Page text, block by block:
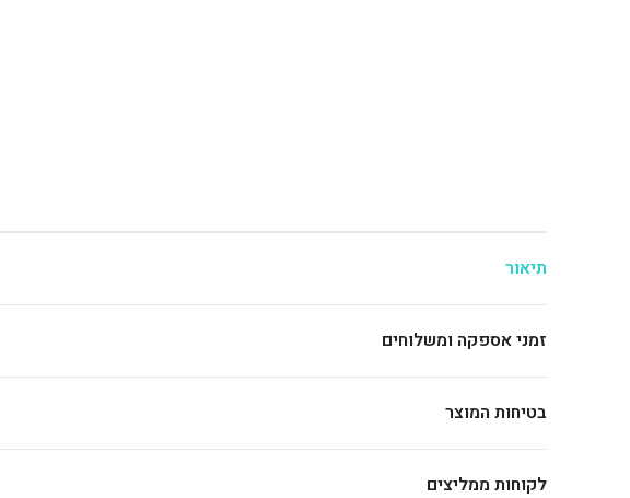
תיאור
זמני אספקה ומשלוחים
בטיחות המוצר
לקוחות ממליצים